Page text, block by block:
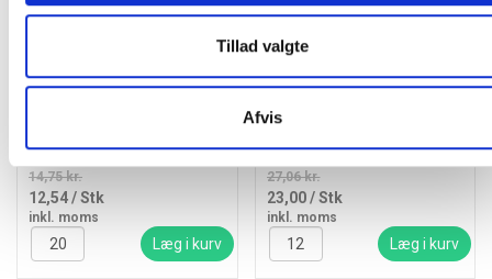
Tillad valgte
Afvis
Penol marker 777 1,0mm
14,75 kr.
12,54/ Stk
inkl. moms
Læg i kurv
Pilot V-Ball RT rollerpen fine
27,06 kr.
23,00/ Stk
inkl. moms
Læg i kurv